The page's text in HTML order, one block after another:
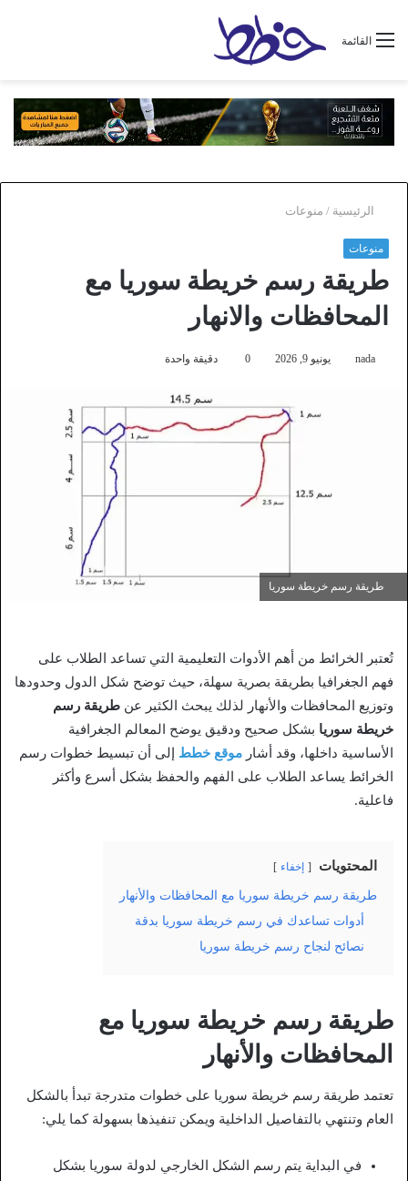
القائمة
الرئيسية / منوعات
منوعات
طريقة رسم خريطة سوريا مع
المحافظات والانهار
nada يونيو 9, 2026 0 دقيقة واحدة
طريقة رسم خريطة سوريا
تُعتبر الخرائط من أهم الأدوات التعليمية التي تساعد الطلاب على
فهم الجغرافيا بطريقة بصرية سهلة، حيث توضح شكل الدول وحدودها
وتوزيع المحافظات والأنهار لذلك يبحث الكثير عن طريقة رسم
خريطة سوريا بشكل صحيح ودقيق يوضح المعالم الجغرافية
الأساسية داخلها، وقد أشار موقع خطط إلى أن تبسيط خطوات رسم
الخرائط يساعد الطلاب على الفهم والحفظ بشكل أسرع وأكثر
فاعلية.
المحتويات إخفاء
طريقة رسم خريطة سوريا مع المحافظات والأنهار
أدوات تساعدك في رسم خريطة سوريا بدقة
نصائح لنجاح رسم خريطة سوريا
طريقة رسم خريطة سوريا مع
المحافظات والأنهار
تعتمد طريقة رسم خريطة سوريا على خطوات متدرجة تبدأ بالشكل
العام وتنتهي بالتفاصيل الداخلية ويمكن تنفيذها بسهولة كما يلي:
في البداية يتم رسم الشكل الخارجي لدولة سوريا بشكل